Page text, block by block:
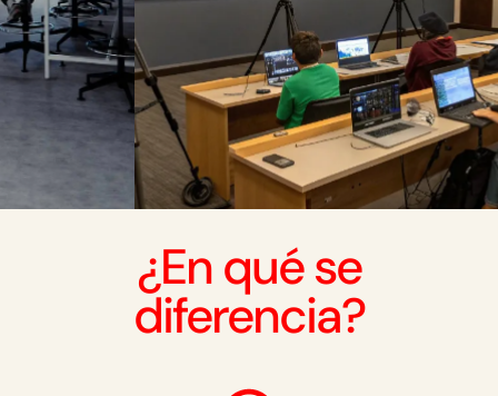
estudios de fotografía, platós
de rodaje y laboratorios de
postproducción equipados
con la última tecnología del
sector.
¿En qué se
diferencia?